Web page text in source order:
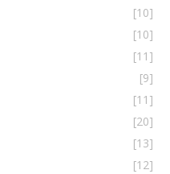
[10]
[10]
[11]
[9]
[11]
[20]
[13]
[12]